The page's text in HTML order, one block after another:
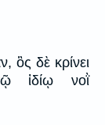
ὃς δὲ κρίνει
ἰδίῳ νοῒ